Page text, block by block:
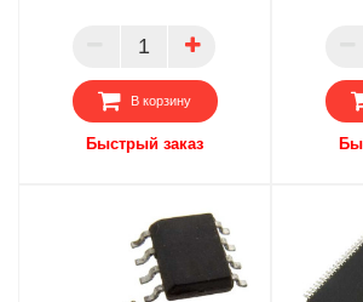
ПАРТНЕР
В корзину
Быстрый заказ